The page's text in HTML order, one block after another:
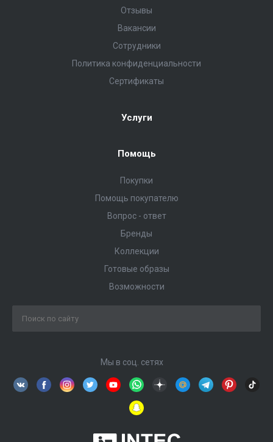
Отзывы
Вакансии
Сотрудники
Политика конфиденциальности
Сертификаты
Услуги
Помощь
Покупки
Помощь покупателю
Вопрос - ответ
Бренды
Коллекции
Готовые образы
Возможности
Мы в соц. сетях